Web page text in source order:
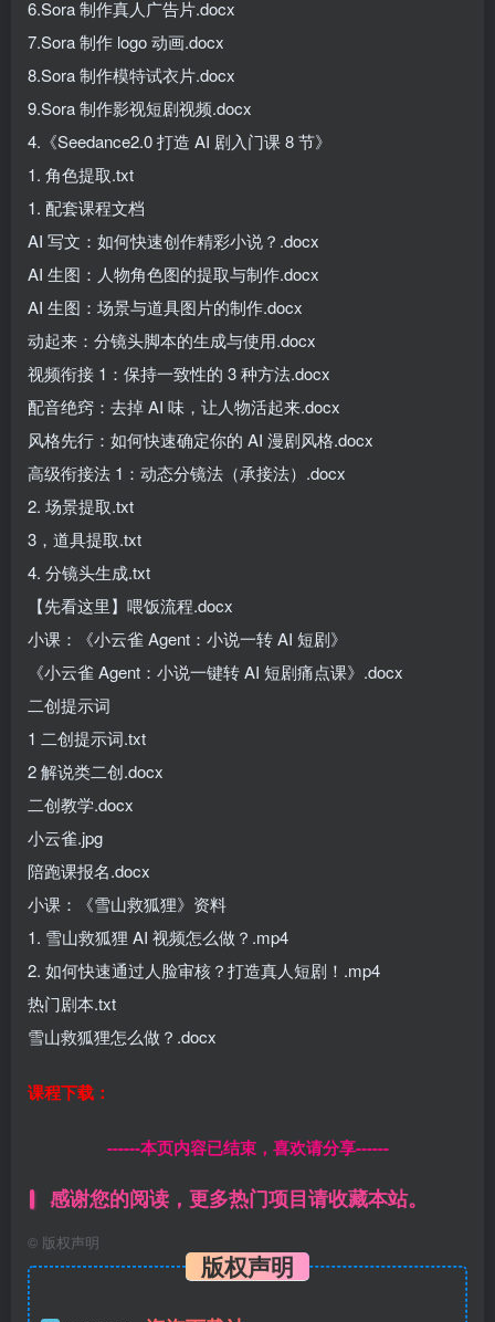
6.Sora 制作真人广告片.docx
7.Sora 制作 logo 动画.docx
8.Sora 制作模特试衣片.docx
9.Sora 制作影视短剧视频.docx
4.《Seedance2.0 打造 AI 剧入门课 8 节》
1. 角色提取.txt
1. 配套课程文档
AI 写文：如何快速创作精彩小说？.docx
AI 生图：人物角色图的提取与制作.docx
AI 生图：场景与道具图片的制作.docx
动起来：分镜头脚本的生成与使用.docx
视频衔接 1：保持一致性的 3 种方法.docx
配音绝窍：去掉 AI 味，让人物活起来.docx
风格先行：如何快速确定你的 AI 漫剧风格.docx
高级衔接法 1：动态分镜法（承接法）.docx
2. 场景提取.txt
3，道具提取.txt
4. 分镜头生成.txt
【先看这里】喂饭流程.docx
小课：《小云雀 Agent：小说一转 AI 短剧》
《小云雀 Agent：小说一键转 AI 短剧痛点课》.docx
二创提示词
1 二创提示词.txt
2 解说类二创.docx
二创教学.docx
小云雀.jpg
陪跑课报名.docx
小课：《雪山救狐狸》资料
1. 雪山救狐狸 AI 视频怎么做？.mp4
2. 如何快速通过人脸审核？打造真人短剧！.mp4
热门剧本.txt
雪山救狐狸怎么做？.docx
课程下载：
------本页内容已结束，喜欢请分享------
感谢您的阅读，更多热门项目请收藏本站。
© 版权声明
版权声明